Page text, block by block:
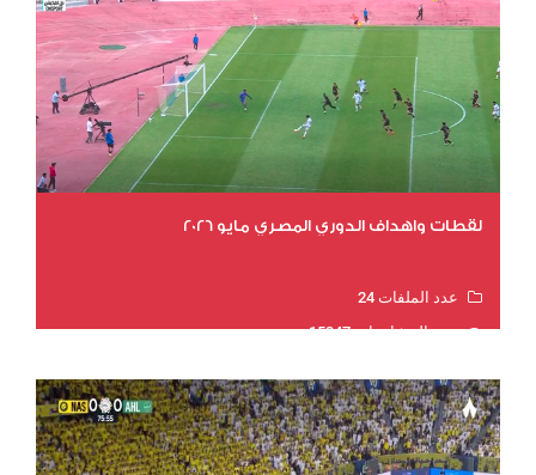
لقطات واهداف الدوري المصري مايو 2026
عدد الملفات 24
عدد المشاهدات 15347